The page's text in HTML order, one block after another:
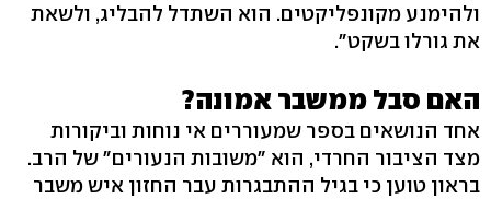
ולהימנע מקונפליקטים. הוא השתדל להבליג, ולשאת
את גורלו בשקט".
האם סבל ממשבר אמונה?
אחד הנושאים בספר שמעוררים אי נוחות וביקורות
מצד הציבור החרדי, הוא "משובות הנעורים" של הרב.
בראון טוען כי בגיל ההתבגרות עבר החזון איש משבר